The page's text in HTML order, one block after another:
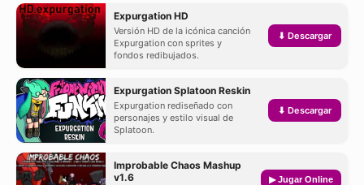
Expurgation HD
Versión HD de la icónica canción
Expurgation con sprites y
fondos redibujados.
⬇ Descargar
Expurgation Splatoon Reskin
Expurgation rediseñado con
personajes y estilo visual de
Splatoon.
⬇ Descargar
Improbable Chaos Mashup
v1.6
▶ Jugar Online